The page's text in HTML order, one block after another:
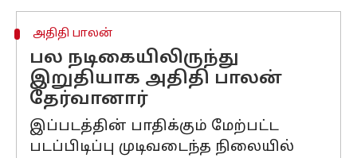
அதிதி பாலன்
பல நடிகையிலிருந்து
இறுதியாக அதிதி பாலன்
தேர்வானார்
இப்படத்தின் பாதிக்கும் மேற்பட்ட
படப்பிடிப்பு முடிவடைந்த நிலையில்